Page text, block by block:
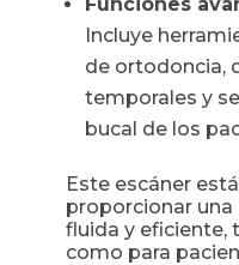
Incluye
de ortodoncia,
temporales y
bucal de los
Este escáner
proporcionar una
fluida y eficiente,
como para